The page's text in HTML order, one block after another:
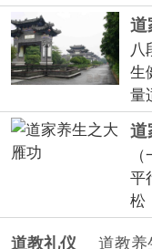
八
生
量
平
松
道教礼仪 道教养